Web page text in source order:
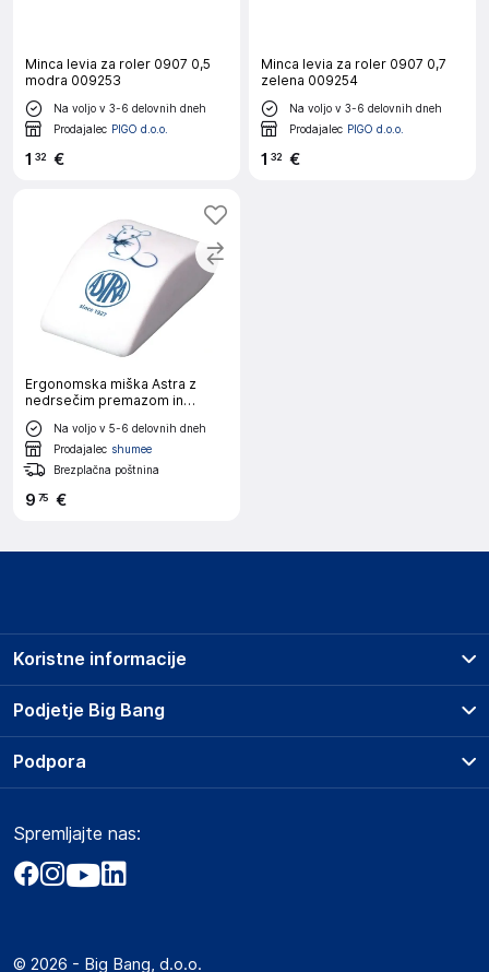
Minca levia za roler 0907 0,5
modra 009253
Na voljo v 3-6 delovnih dneh
Prodajalec PIGO d.o.o.
1 32 €
Minca levia za roler 0907 0,7
zelena 009254
Na voljo v 3-6 delovnih dneh
Prodajalec PIGO d.o.o.
1 32 €
Ergonomska miška Astra z
nedrsečim premazom in
dodatno gumijasto podlogo
Na voljo v 5-6 delovnih dneh
Prodajalec shumee
Brezplačna poštnina
9 75 €
Podjetje Big Bang
O podjetju
Obvestila za javnost
Akt o digitalnih storitvah
Marketplace za partnerje
Koristne informacije
Prodajna mesta
Storitve
Dostava, vnos in odvoz
Zavarovanje izdelkov
Podpora
Marketplace
Kako oddati naročilo?
Spremljajte nas:
© 2026 - Big Bang, d.o.o.